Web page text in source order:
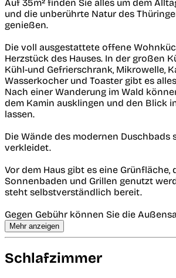
Auf 35m² finden Sie alles um dem
und die unberührte Natur des
genießen.
Die voll ausgestattete offene
Herzstück des Hauses. In der großen
Kühl-und Gefrierschrank, Mikrowelle,
Wasserkocher und Toaster gibt es
Nach einer Wanderung im Wald
dem Kamin ausklingen und den Blick
lassen.
Die Wände des modernen Duschbads
verkleidet.
Vor dem Haus gibt es eine Grünfläche,
Sonnenbaden und Grillen genutzt
steht selbstverständlich bereit.
Gegen Gebühr können Sie die
Mehr anzeigen
Schlafzimmer